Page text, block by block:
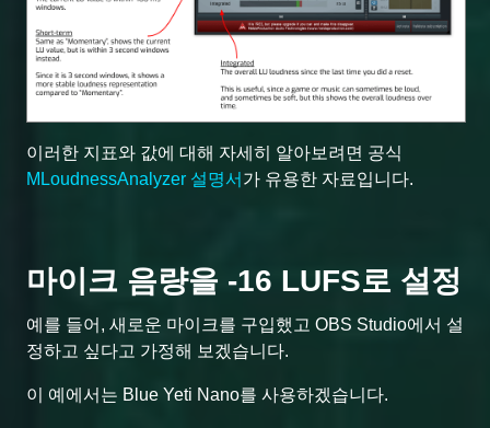
이러한 지표와 값에 대해 자세히 알아보려면 공식
MLoudnessAnalyzer 설명서 가 유용한 자료입니다.
마이크 음량을 -16 LUFS로 설정
예를 들어, 새로운 마이크를 구입했고 OBS Studio에서 설
정하고 싶다고 가정해 보겠습니다.
이 예에서는 Blue Yeti Nano를 사용하겠습니다.